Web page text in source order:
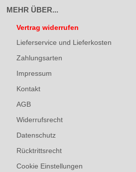
MEHR ÜBER...
Vertrag widerrufen
Lieferservice und Lieferkosten
Zahlungsarten
Impressum
Kontakt
AGB
Widerrufsrecht
Datenschutz
Rücktrittsrecht
Cookie Einstellungen